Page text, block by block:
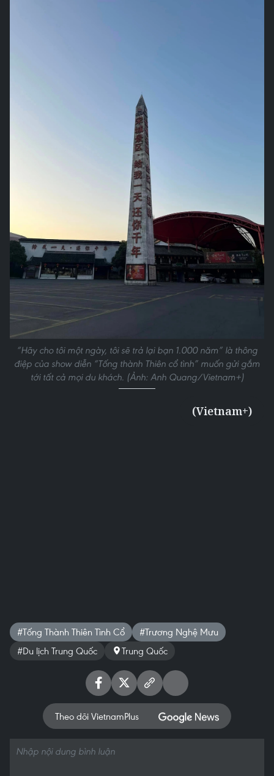
“Hãy cho tôi một ngày, tôi sẽ trả lại bạn 1.000 năm” là thông
điệp của show diễn “Tống thành Thiên cổ tình” muốn gửi gắm
tới tất cả mọi du khách. (Ảnh: Anh Quang/Vietnam+)
(Vietnam+)
#Tống Thành Thiên Tình Cổ
#Trương Nghệ Mưu
#Du lịch Trung Quốc
Trung Quốc
Theo dõi VietnamPlus